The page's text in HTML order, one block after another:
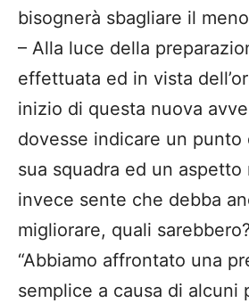
bisognerà sbagliare il
– Alla luce della
effettuata ed in vista
inizio di questa nuova
dovesse indicare un punto
sua squadra ed un aspetto
invece sente che debba
migliorare, quali sarebbero?
“Abbiamo affrontato una
semplice a causa di alcuni